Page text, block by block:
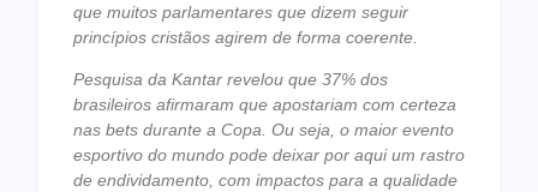
que muitos parlamentares que dizem seguir
princípios cristãos agirem de forma coerente.
Pesquisa da Kantar revelou que 37% dos
brasileiros afirmaram que apostariam com certeza
nas bets durante a Copa. Ou seja, o maior evento
esportivo do mundo pode deixar por aqui um rastro
de endividamento, com impactos para a qualidade